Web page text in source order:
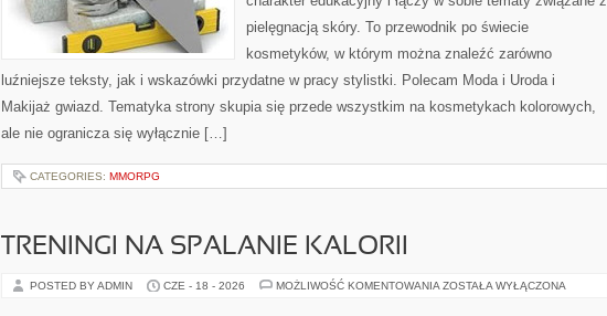
pielęgnacją skóry. To przewodnik po świecie
kosmetyków, w którym można znaleźć zarówno
luźniejsze teksty, jak i wskazówki przydatne w pracy stylistki. Polecam Moda i Uroda i
Makijaż gwiazd. Tematyka strony skupia się przede wszystkim na kosmetykach kolorowych,
ale nie ogranicza się wyłącznie […]
CATEGORIES: MMORPG
TRENINGI NA SPALANIE KALORII
POSTED BY ADMIN CZE - 18 - 2026 MOŻLIWOŚĆ KOMENTOWANIA TRENINGI
ZOSTAŁA WYŁĄCZONA